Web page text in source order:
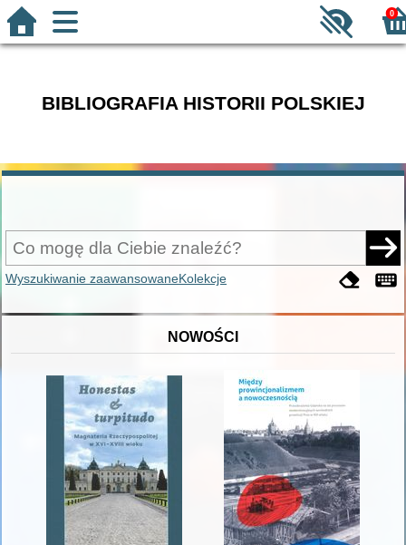
0
BIBLIOGRAFIA HISTORII POLSKIEJ
Wyszukiwanie zaawansowaneKolekcje
NOWOŚCI